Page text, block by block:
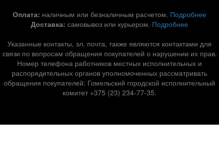
Оплата: наличным или безналичным расчетом. Подробнее
Доставка: самовывоз или курьером. Подробнее
Указанные контакты, эл. почта, также являются контактами для
связи по вопросам обращения покупателей о нарушении их прав.
Номер телефона работников местных исполнительных и
распорядительных органов уполномоченных рассматривать
обращения покупателей: Гомельский городской исполнительный
комитет +375 (23) 234-77-35.